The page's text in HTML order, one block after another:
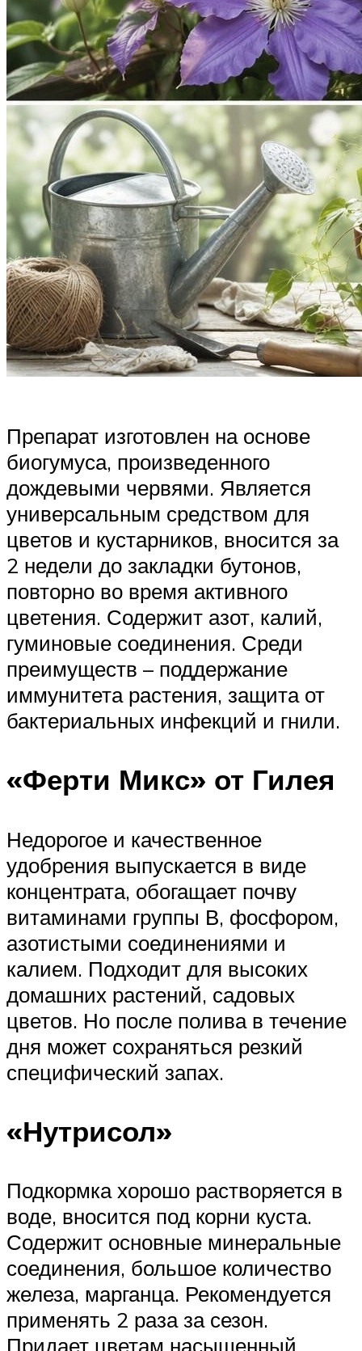
Препарат изготовлен на основе
биогумуса, произведенного
дождевыми червями. Является
универсальным средством для
цветов и кустарников, вносится за
2 недели до закладки бутонов,
повторно во время активного
цветения. Содержит азот, калий,
гуминовые соединения. Среди
преимуществ – поддержание
иммунитета растения, защита от
бактериальных инфекций и гнили.
«Ферти Микс» от Гилея
Недорогое и качественное
удобрения выпускается в виде
концентрата, обогащает почву
витаминами группы В, фосфором,
азотистыми соединениями и
калием. Подходит для высоких
домашних растений, садовых
цветов. Но после полива в течение
дня может сохраняться резкий
специфический запах.
«Нутрисол»
Подкормка хорошо растворяется в
воде, вносится под корни куста.
Содержит основные минеральные
соединения, большое количество
железа, марганца. Рекомендуется
применять 2 раза за сезон.
Придает цветам насыщенный